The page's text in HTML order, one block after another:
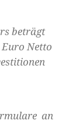
beträgt
Netto
an